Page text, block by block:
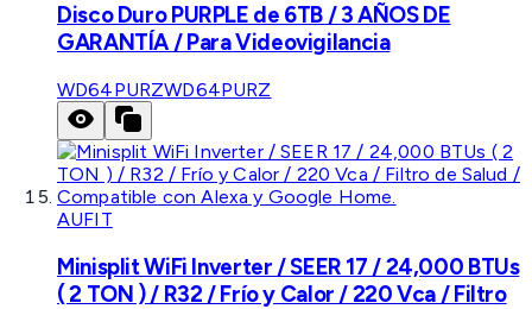
Disco Duro PURPLE de 6TB / 3 AÑOS DE
GARANTÍA / Para Videovigilancia
WD64PURZWD64PURZ
AUFIT
Minisplit WiFi Inverter / SEER 17 / 24,000 BTUs
( 2 TON ) / R32 / Frío y Calor / 220 Vca / Filtro